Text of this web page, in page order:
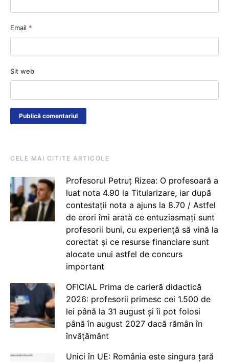
Email *
Sit web
CELE MAI CITITE ARTICOLE
Profesorul Petruț Rizea: O profesoară a
luat nota 4.90 la Titularizare, iar după
contestații nota a ajuns la 8.70 / Astfel
de erori îmi arată ce entuziasmați sunt
profesorii buni, cu experiență să vină la
corectat și ce resurse financiare sunt
alocate unui astfel de concurs
important
OFICIAL Prima de carieră didactică
2026: profesorii primesc cei 1.500 de
lei până la 31 august și îi pot folosi
până în august 2027 dacă rămân în
învățământ
Unici în UE: România este singura țară